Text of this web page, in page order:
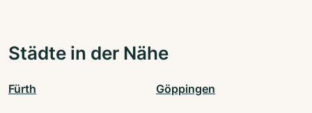
Städte in der Nähe
Fürth Göppingen